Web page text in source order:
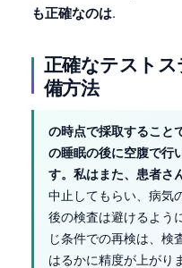
も正確なのは.
正確なテスト
備方法
の時点で採取すること
の睡眠の後に空腹で行
す。私はまた、患者さ
中止してもらい、病気
後の検査は避けるよう
じ条件での再検は、検
はるかに精度が上がり
Íslenska
Српски језик
Svenska
Bosanski
Azərbaycan dili
Čeština
Русский